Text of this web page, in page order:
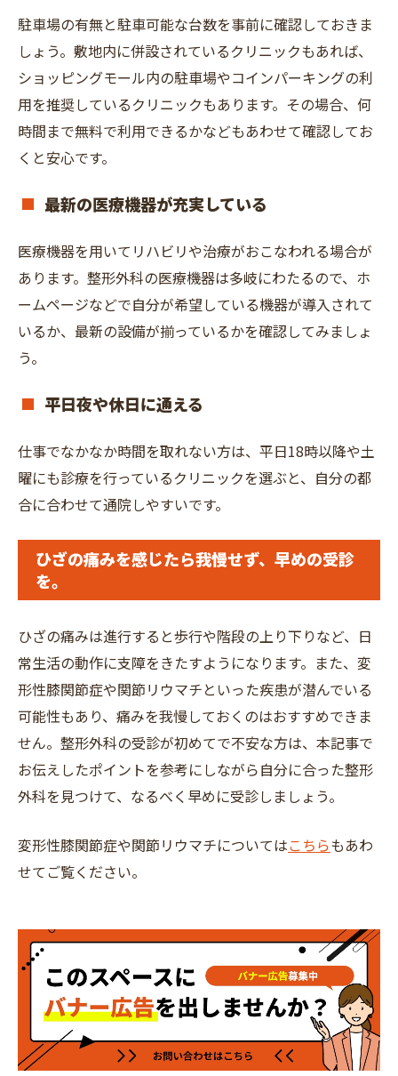
駐車場の有無と駐車可能な台数を事前に確認しておきま
しょう。敷地内に併設されているクリニックもあれば、
ショッピングモール内の駐車場やコインパーキングの利
用を推奨しているクリニックもあります。その場合、何
時間まで無料で利用できるかなどもあわせて確認してお
くと安心です。
最新の医療機器が充実している
医療機器を用いてリハビリや治療がおこなわれる場合が
あります。整形外科の医療機器は多岐にわたるので、ホ
ームページなどで自分が希望している機器が導入されて
いるか、最新の設備が揃っているかを確認してみましょ
う。
平日夜や休日に通える
仕事でなかなか時間を取れない方は、平日18時以降や土
曜にも診療を行っているクリニックを選ぶと、自分の都
合に合わせて通院しやすいです。
ひざの痛みを感じたら我慢せず、早めの受診
を。
ひざの痛みは進行すると歩行や階段の上り下りなど、日
常生活の動作に支障をきたすようになります。また、変
形性膝関節症や関節リウマチといった疾患が潜んでいる
可能性もあり、痛みを我慢しておくのはおすすめできま
せん。整形外科の受診が初めてで不安な方は、本記事で
お伝えしたポイントを参考にしながら自分に合った整形
外科を見つけて、なるべく早めに受診しましょう。
変形性膝関節症や関節リウマチについてはこちらもあわ
せてご覧ください。